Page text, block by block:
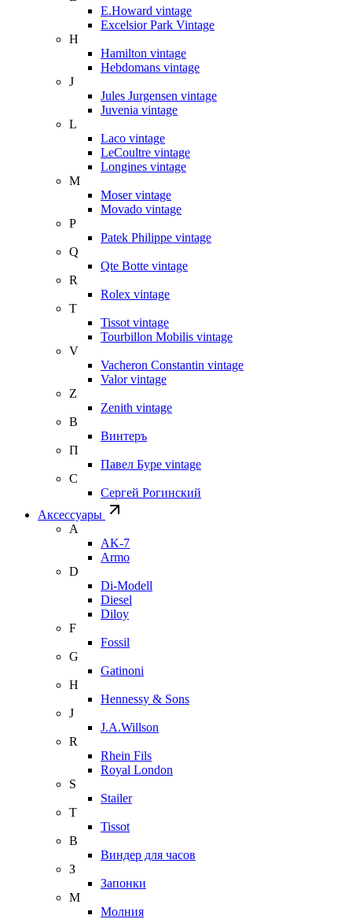
E.Howard vintage
Excelsior Park Vintage
H
Hamilton vintage
Hebdomans vintage
J
Jules Jurgensen vintage
Juvenia vintage
L
Laco vintage
LeCoultre vintage
Longines vintage
M
Moser vintage
Movado vintage
P
Patek Philippe vintage
Q
Qte Botte vintage
R
Rolex vintage
T
Tissot vintage
Tourbillon Mobilis vintage
V
Vacheron Constantin vintage
Valor vintage
Z
Zenith vintage
В
Винтеръ
П
Павел Буре vintage
С
Сергей Рогинский
Аксессуары
A
AK-7
Armo
D
Di-Modell
Diesel
Diloy
F
Fossil
G
Gatinoni
H
Hennessy & Sons
J
J.A.Willson
R
Rhein Fils
Royal London
S
Stailer
T
Tissot
В
Виндер для часов
З
Запонки
М
Молния